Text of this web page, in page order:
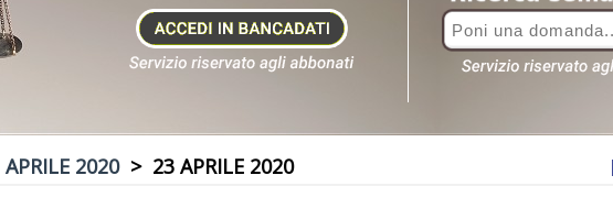
APRILE 2020> 23 APRILE 2020